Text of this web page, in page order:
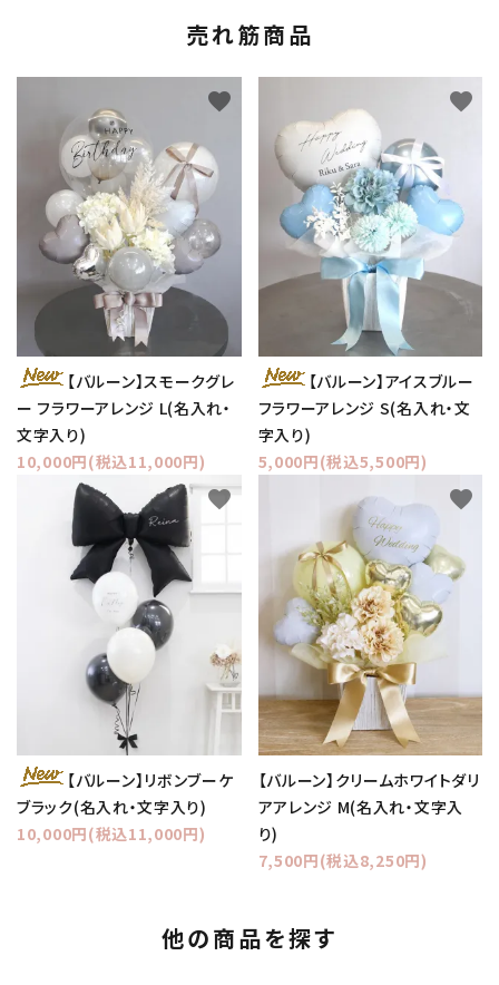
売れ筋商品
【バルーン】スモークグレ
ー フラワーアレンジ L(名入れ・
文字入り)
10,000円(税込11,000円)
favorite
【バルーン】アイスブルー
フラワーアレンジ S(名入れ・文
字入り)
5,000円(税込5,500円)
favorite
【バルーン】リボンブーケ
ブラック(名入れ・文字入り)
10,000円(税込11,000円)
favorite
【バルーン】クリームホワイトダリ
アアレンジ M(名入れ・文字入
り)
7,500円(税込8,250円)
favorite
他の商品を探す